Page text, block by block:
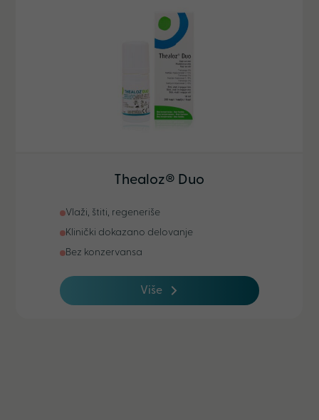
Thealoz® Duo
Vlaži, štiti, regeneriše
Klinički dokazano delovanje
Bez konzervansa
Više